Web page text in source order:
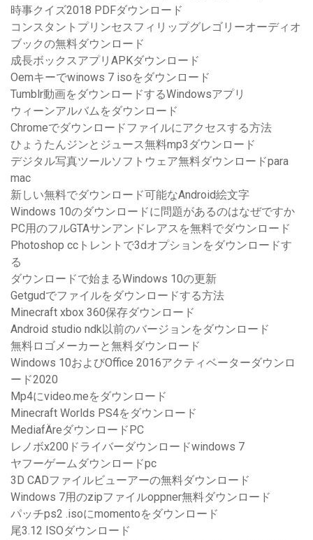
時事クイズ2018 PDFダウンロード
コンスタントプリンセスフィリップグレゴリーオーディオ
ブックの無料ダウンロード
成長ボックスアプリAPKダウンロード
Oemキーでwinows 7 isoをダウンロード
Tumblr動画をダウンロードするWindowsアプリ
ウィーンアルバムをダウンロード
Chromeでダウンロードファイルにアクセスする方法
ひょうたんジンとジュース無料mp3ダウンロード
デジタル写真ツールソフトウェア無料ダウンロードpara
mac
新しい無料でダウンロード可能なAndroid絵文字
Windows 10のダウンロードに問題があるのはなぜですか
PC用のフルGTAサンアンドレアスを無料でダウンロード
Photoshop ccトレントで3dオプションをダウンロードす
る
ダウンロードで始まるWindows 10の更新
Getgudでファイルをダウンロードする方法
Minecraft xbox 360保存ダウンロード
Android studio ndk以前のバージョンをダウンロード
無料ロゴメーカーと無料ダウンロード
Windows 10およびOffice 2016アクティベーターダウンロ
ード2020
Mp4にvideo.meをダウンロード
Minecraft Worlds PS4をダウンロード
MediafÄreダウンロードPC
レノボx200ドライバーダウンロードwindows 7
ヤフーゲームダウンロードpc
3D CADファイルビューアーの無料ダウンロード
Windows 7用のzipファイルoppner無料ダウンロード
パッチps2 .isoにmomentoをダウンロード
尾3.12 ISOダウンロード